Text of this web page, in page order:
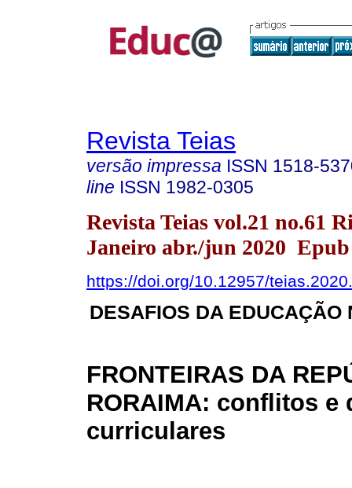
Revista Teias
versão impressa ISSN 1518-
line ISSN 1982-0305
Revista Teias vol.21 no.61
Janeiro abr./jun 2020
https://doi.org/10.12957/
DESAFIOS DA EDUCAÇÃO
FRONTEIRAS DA
RORAIMA: conflitos e
curriculares